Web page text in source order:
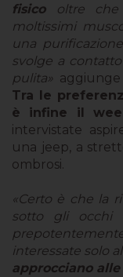
fisicooltre che
moltissimi
una
svolge a
pulita» aggiunge
Tra le
è infine il
intervistate
una jeep, a
ombrosi.
«Certo è che la
sotto gli occhi
interessate solo
approcciano